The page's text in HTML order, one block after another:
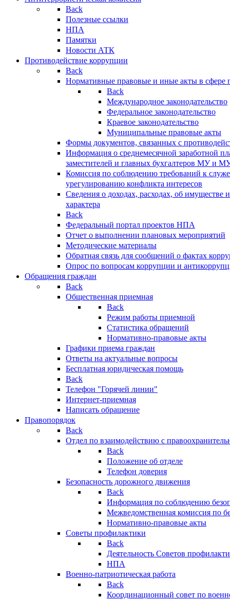
Back
Полезные ссылки
НПА
Памятки
Новости АТК
Противодействие коррупции
Back
Нормативные правовые и иные акты в сфере
Back
Международное законодательство
Федеральное законодательство
Краевое законодательство
Муниципальные правовые акты
Формы документов, связанных с
Информация о среднемесячной заработной
заместителей и главных бухгалтеров МУ и
Комиссия по соблюдению требований к
урегулированию конфликта интересов
Сведения о доходах, расходах, об имуществе
характера
Back
Федеральный портал проектов НПА
Отчет о выполнении плановых мероприятий
Методические материалы
Обратная связь для сообщений о фактах
Опрос по вопросам коррупции и
Обращения граждан
Back
Общественная приемная
Back
Режим работы приемной
Статистика обращений
Нормативно-правовые акты
Графики приема граждан
Ответы на актуальные вопросы
Бесплатная юридическая помощь
Back
Телефон "Горячей линии"
Интернет-приемная
Написать обращение
Правопорядок
Back
Отдел по взаимодействию с
Back
Положение об отделе
Телефон доверия
Безопасность дорожного движения
Back
Информация по соблюдению
Межведомственная комиссия по
Нормативно-правовые акты
Советы профилактики
Back
Деятельность Советов
НПА
Военно-патриотическая работа
Back
Координационный совет по